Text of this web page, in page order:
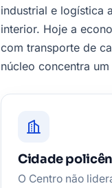
industrial e logística
interior. Hoje a
com transporte de
núcleo concentra
Cidade
O Centro não